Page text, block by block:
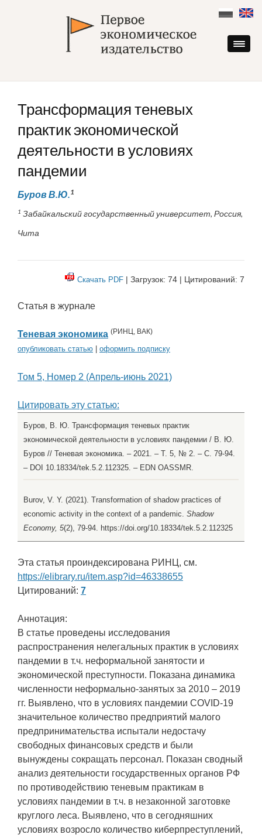
content
Трансформация теневых
практик экономической
деятельности в условиях
пандемии
Буров В.Ю.1
1 Забайкальский государственный университет, Россия,
Чита
Скачать PDF | Загрузок: 74 | Цитирований: 7
Статья в журнале
Теневая экономика (РИНЦ, ВАК)
опубликовать статью оформить подписку
Том 5, Номер 2 (Апрель-июнь 2021)
Цитировать эту статью:
Буров, В. Ю. Трансформация теневых практик
экономической деятельности в условиях пандемии / В. Ю.
Буров // Теневая экономика. – 2021. – Т. 5, № 2. – С. 79-94.
– DOI 10.18334/tek.5.2.112325. – EDN OASSMR.
Burov, V. Y. (2021). Transformation of shadow practices of
economic activity in the context of a pandemic. Shadow
Economy, 5(2), 79-94. https://doi.org/10.18334/tek.5.2.112325
Эта статья проиндексирована РИНЦ, см.
https://elibrary.ru/item.asp?id=46338655
Цитирований: 7
Аннотация:
В статье проведены исследования
распространения нелегальных практик в условиях
пандемии в т.ч. неформальной занятости и
экономической преступности. Показана динамика
численности неформально-занятых за 2010 – 2019
гг. Выявлено, что в условиях пандемии COVID-19
значительное количество предприятий малого
предпринимательства испытали недостачу
свободных финансовых средств и были
вынуждены сокращать персонал. Показан сводный
анализ деятельности государственных органов РФ
по противодействию теневым практикам в
условиях пандемии в т.ч. в незаконной заготовке
круглого леса. Выявлено, что в сегодняшних
условиях возросло количество киберпреступлений,